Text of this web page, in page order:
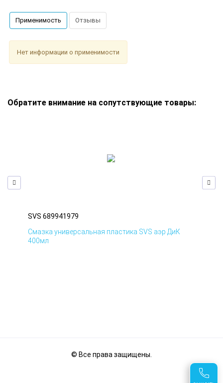
Применимость Отзывы
Нет информации о применимости
Обратите внимание на сопутствующие товары:
SVS 689941979
Смазка универсальная пластика SVS аэр ДиК
400мл
© Все права защищены.